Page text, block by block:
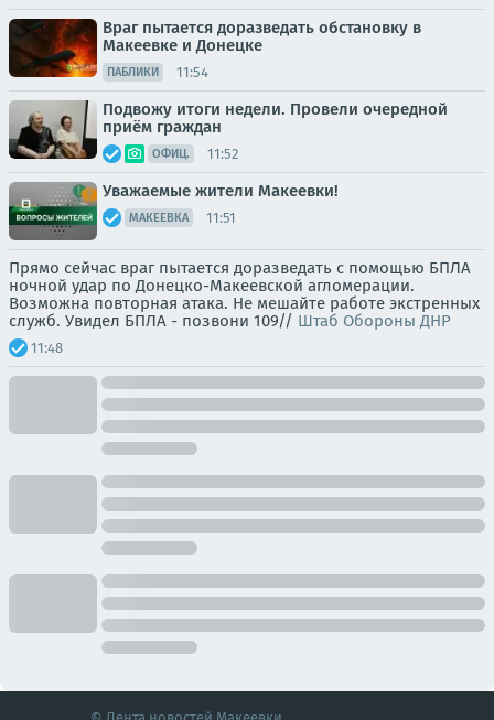
Враг пытается доразведать обстановку в
Макеевке и Донецке
ПАБЛИКИ 11:54
Подвожу итоги недели. Провели очередной
приём граждан
ОФИЦ. 11:52
Уважаемые жители Макеевки!
МАКЕЕВКА 11:51
Прямо сейчас враг пытается доразведать с помощью БПЛА
ночной удар по Донецко-Макеевской агломерации.
Возможна повторная атака. Не мешайте работе экстренных
служб. Увидел БПЛА - позвони 109// Штаб Обороны ДНР
11:48